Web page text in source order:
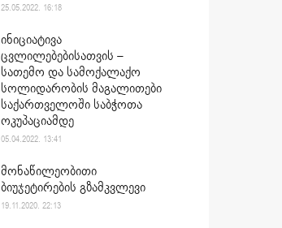
25.05.2022. 16:18
ინიციატივა
ცვლილებებისათვის –
სათემო და სამოქალაქო
სოლიდარობის მაგალითები
საქართველოში საბჭოთა
ოკუპაციამდე
05.04.2022. 13:41
მონაწილეობითი
ბიუჯეტირების გზამკვლევი
19.11.2020. 22:13